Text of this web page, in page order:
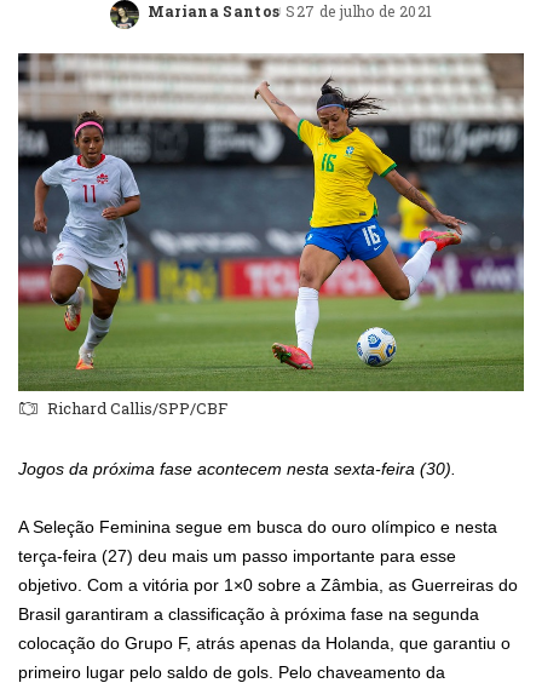
Posted
Mariana Santos 27 de julho de 2021
Richard Callis/SPP/CBF
Jogos da próxima fase acontecem nesta sexta-feira (30).
A Seleção Feminina segue em busca do ouro olímpico e nesta
terça-feira (27) deu mais um passo importante para esse
objetivo. Com a vitória por 1×0 sobre a Zâmbia, as Guerreiras do
Brasil garantiram a classificação à próxima fase na segunda
colocação do Grupo F, atrás apenas da Holanda, que garantiu o
primeiro lugar pelo saldo de gols. Pelo chaveamento da